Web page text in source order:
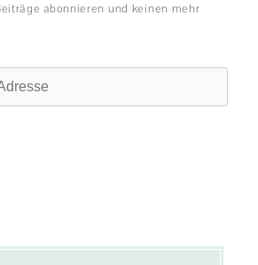
abonnieren und keinen mehr